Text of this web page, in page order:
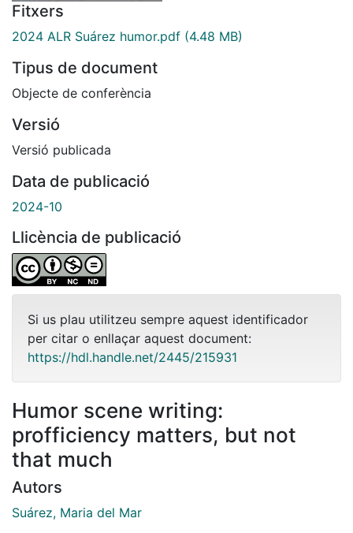
Fitxers
2024 ALR Suárez humor.pdf (4.48 MB)
Tipus de document
Objecte de conferència
Versió
Versió publicada
Data de publicació
2024-10
Llicència de publicació
Si us plau utilitzeu sempre aquest identificador
per citar o enllaçar aquest document:
https://hdl.handle.net/2445/215931
Humor scene writing:
profficiency matters, but not
that much
Autors
Suárez, Maria del Mar